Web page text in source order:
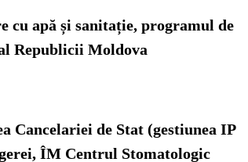
apă și sanitație, programul de
Republicii Moldova
de Stat (gestiunea IP
ÎM Centrul Stomatologic